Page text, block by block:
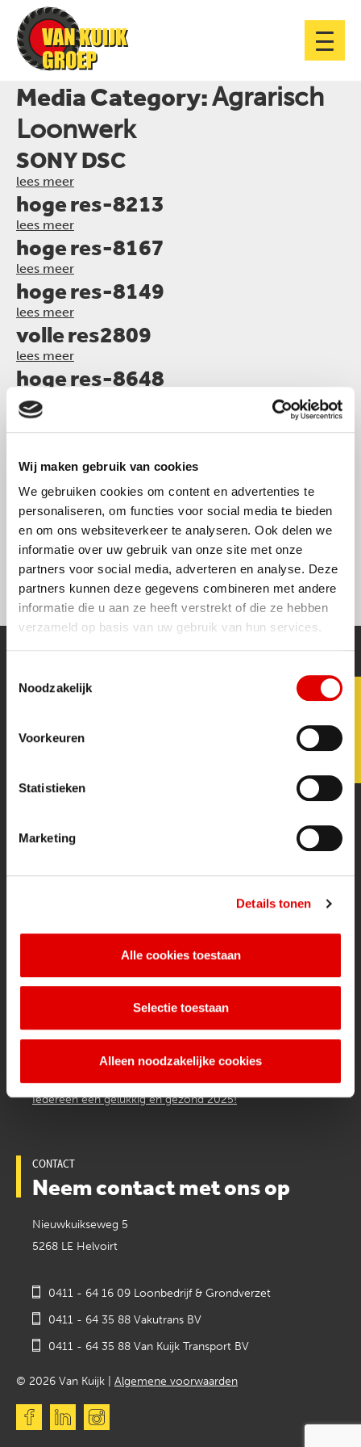
Wij maken gebruik van cookies
We gebruiken cookies om content en advertenties te
personaliseren, om functies voor social media te bieden
en om ons websiteverkeer te analyseren. Ook delen we
informatie over uw gebruik van onze site met onze
partners voor social media, adverteren en analyse. Deze
partners kunnen deze gegevens combineren met andere
informatie die u aan ze heeft verstrekt of die ze hebben
verzameld op basis van uw gebruik van hun services.
Noodzakelijk
Voorkeuren
Statistieken
Marketing
Details tonen
Alle cookies toestaan
Selectie toestaan
Alleen noodzakelijke cookies
Media Category:Agrarisch
Loonwerk
SONY DSC
lees meer
hoge res-8213
lees meer
hoge res-8167
lees meer
hoge res-8149
lees meer
volle res2809
lees meer
hoge res-8648
lees meer
hoge res-8627
hoge res-8545
lees meer
hoge res-8511
lees meer
hoge res-8455
lees meer
grunt
2
3 4
Laatste nieuws
NIEUW: Renure beschikbaar
RMV Gorinchem
Dutch Pork & Poultry EXPO
Iedereen een gelukkig en gezond 2025!
CONTACT
Neem contact met ons op
Nieuwkuikseweg 5
5268 LE Helvoirt
0411 - 64 16 09 Loonbedrijf & Grondverzet
0411 - 64 35 88 Vakutrans BV
0411 - 64 35 88 Van Kuijk Transport BV
© 2026 Van Kuijk | Algemene voorwaarden